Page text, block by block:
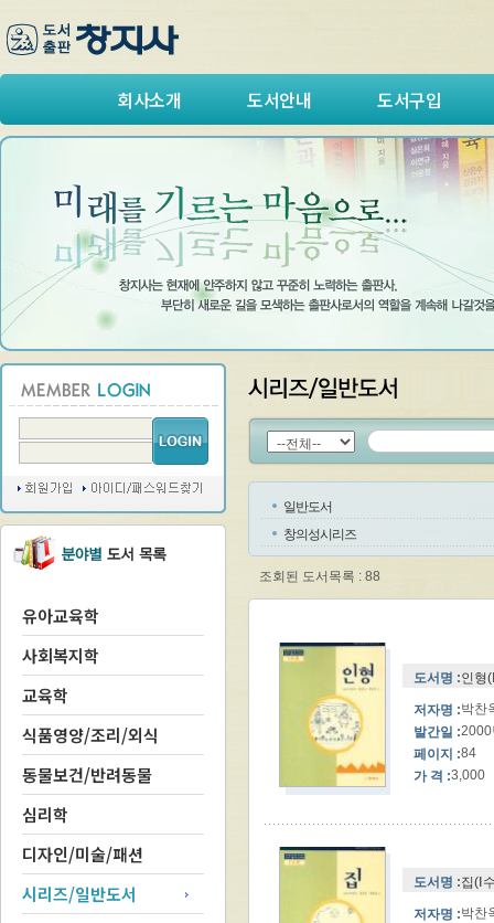
회사소개 도서안내 도서구입
유아교육학
사회복지학
교육학
식품영양/조리/외식
동물보건/반려동물
심리학
디자인/미술/패션
시리즈/일반도서
일반도서
창의성시리즈
조회된 도서목록 : 88
도서명 :인형
저자명 :박찬
발간일 :2000
페이지 :84
가 격 :3,000
도서명 :집(Ⅰ
저자명 :박찬